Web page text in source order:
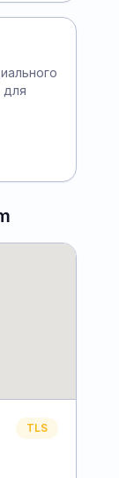
для
TLS